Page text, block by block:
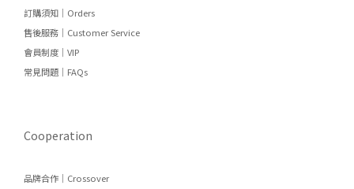
訂購須知｜Orders
售後服務｜Customer Service
會員制度｜VIP
常見問題｜FAQs
Cooperation
品牌合作｜Crossover